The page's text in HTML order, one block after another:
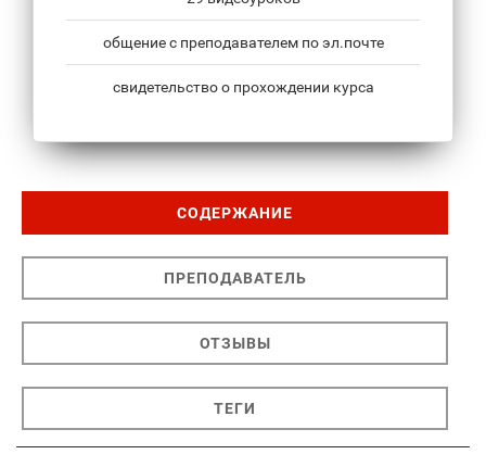
общение с преподавателем по эл.почте
свидетельство о прохождении курса
СОДЕРЖАНИЕ
ПРЕПОДАВАТЕЛЬ
ОТЗЫВЫ
ТЕГИ